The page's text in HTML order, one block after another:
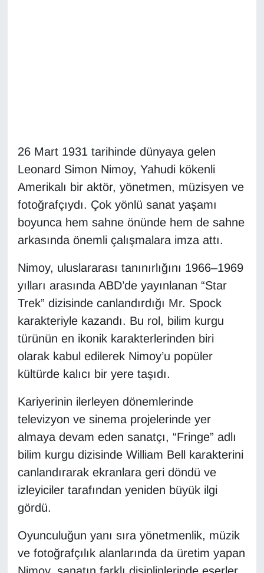
26 Mart 1931 tarihinde dünyaya gelen
Leonard Simon Nimoy, Yahudi kökenli
Amerikalı bir aktör, yönetmen, müzisyen ve
fotoğrafçıydı. Çok yönlü sanat yaşamı
boyunca hem sahne önünde hem de sahne
arkasında önemli çalışmalara imza attı.
Nimoy, uluslararası tanınırlığını 1966–1969
yılları arasında ABD’de yayınlanan “Star
Trek” dizisinde canlandırdığı Mr. Spock
karakteriyle kazandı. Bu rol, bilim kurgu
türünün en ikonik karakterlerinden biri
olarak kabul edilerek Nimoy’u popüler
kültürde kalıcı bir yere taşıdı.
Kariyerinin ilerleyen dönemlerinde
televizyon ve sinema projelerinde yer
almaya devam eden sanatçı, “Fringe” adlı
bilim kurgu dizisinde William Bell karakterini
canlandırarak ekranlara geri döndü ve
izleyiciler tarafından yeniden büyük ilgi
gördü.
Oyunculuğun yanı sıra yönetmenlik, müzik
ve fotoğrafçılık alanlarında da üretim yapan
Emlak
En çok konuşulanlar
GENEL
Güncel
Gündem
Haber
HABERDE İNSAN
İngilizce
Kadın
Kamu Alımları
Kim Kimdir?
Kültür & Sanat
KURDÎ
MAGAZİN